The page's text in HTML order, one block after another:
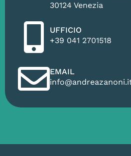
30124 Venezia
UFFICIO
+39 041 2701518
EMAIL